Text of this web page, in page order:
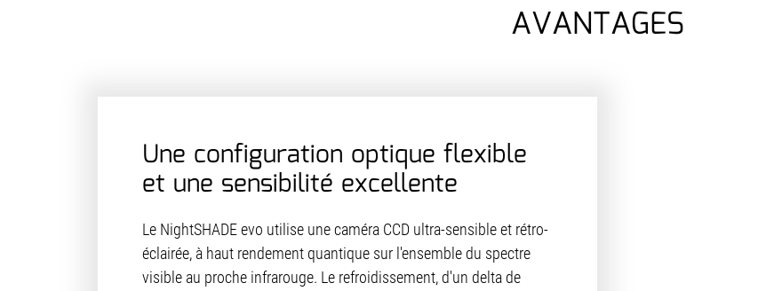
AVANTAGES
Une configuration optique flexible
et une sensibilité excellente
Le NightSHADE evo utilise une caméra CCD ultra-sensible et rétro-
éclairée, à haut rendement quantique sur l'ensemble du spectre
visible au proche infrarouge. Le refroidissement, d'un delta de